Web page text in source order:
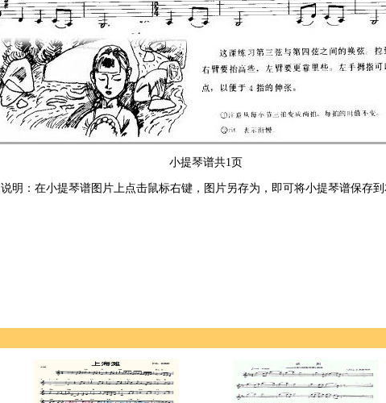
小提琴谱共1页
说明：在小提琴谱图片上点击鼠标右键，图片另存为，即可将小提琴谱保存